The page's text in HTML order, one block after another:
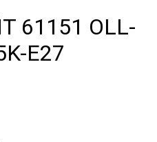
61151 OLL-
E27